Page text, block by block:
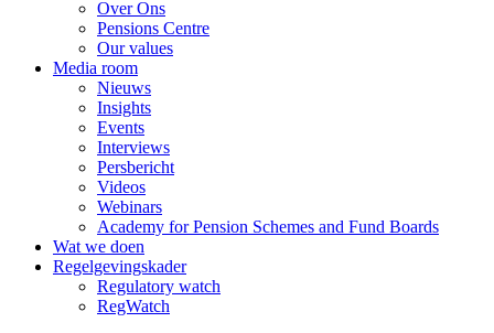
Over Ons
Pensions Centre
Our values
Media room
Nieuws
Insights
Events
Interviews
Persbericht
Videos
Webinars
Academy for Pension Schemes and Fund Boards
Wat we doen
Regelgevingskader
Regulatory watch
RegWatch